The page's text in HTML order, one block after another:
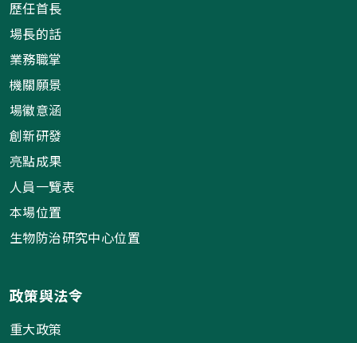
歷任首長
場長的話
業務職掌
機關願景
場徽意涵
創新研發
亮點成果
人員一覽表
本場位置
生物防治研究中心位置
政策與法令
重大政策